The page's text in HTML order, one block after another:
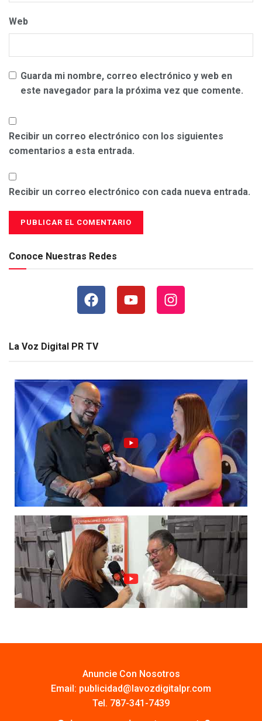
Web
Guarda mi nombre, correo electrónico y web en
este navegador para la próxima vez que comente.
Recibir un correo electrónico con los siguientes
comentarios a esta entrada.
Recibir un correo electrónico con cada nueva entrada.
Conoce Nuestras Redes
La Voz Digital PR TV
Anuncie Con Nosotros
Email: publicidad@lavozdigitalpr.com
Tel. 787-341-7439